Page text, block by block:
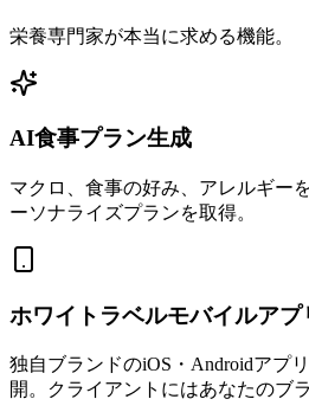
栄養専門家が本当に求める機能。
AI食事プラン生成
マクロ、食事の好み、アレルギー
ーソナライズプランを取得。
ホワイトラベルモバイルアプ
独自ブランドのiOS・Androidアプ
開。クライアントにはあなたのブ